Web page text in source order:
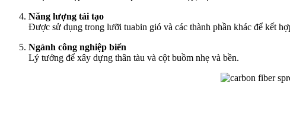
Năng lượng tái tạo
Được sử dụng trong lưỡi tuabin gió và các thành phần khác để kết
Ngành công nghiệp biển
Lý tưởng để xây dựng thân tàu và cột buồm nhẹ và bền.